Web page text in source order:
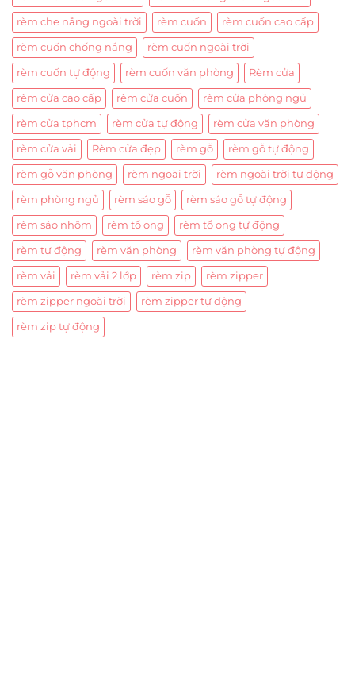
rèm che nắng ngoài trời rèm cuốn rèm cuốn cao cấp
rèm cuốn chống nắng rèm cuốn ngoài trời
rèm cuốn tự động rèm cuốn văn phòng Rèm cửa
rèm cửa cao cấp rèm cửa cuốn rèm cửa phòng ngủ
rèm cửa tphcm rèm cửa tự động rèm cửa văn phòng
rèm cửa vải Rèm cửa đẹp rèm gỗ rèm gỗ tự động
rèm gỗ văn phòng rèm ngoài trời rèm ngoài trời tự động
rèm phòng ngủ rèm sáo gỗ rèm sáo gỗ tự động
rèm sáo nhôm rèm tổ ong rèm tổ ong tự động
rèm tự động rèm văn phòng rèm văn phòng tự động
rèm vải rèm vải 2 lớp rèm zip rèm zipper
rèm zipper ngoài trời rèm zipper tự động
rèm zip tự động